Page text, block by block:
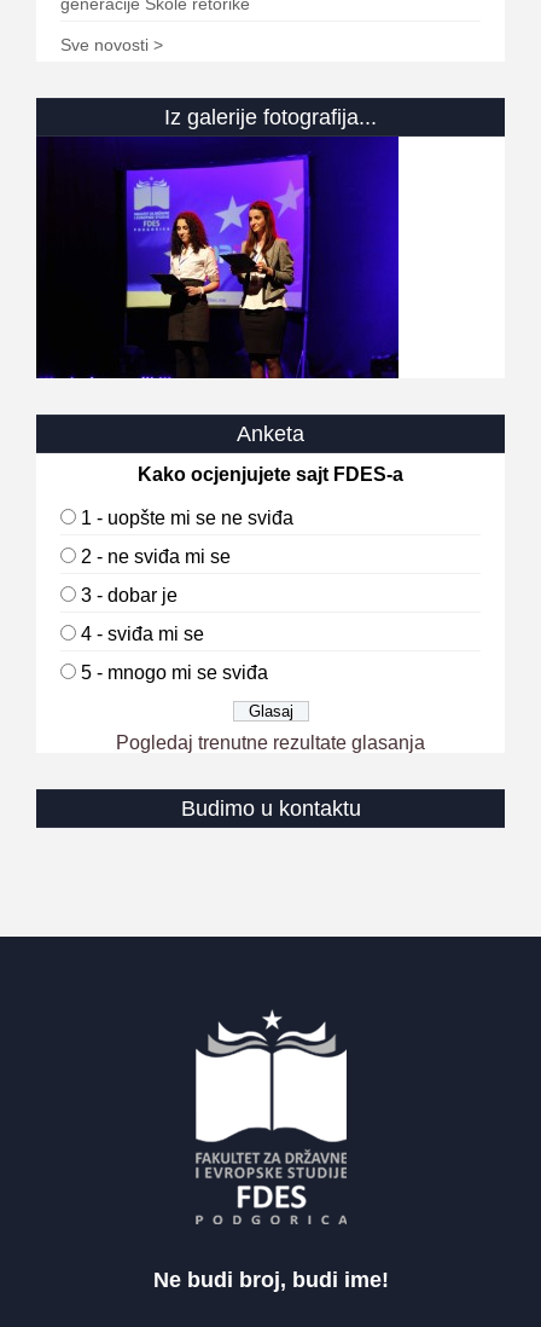
generacije Škole retorike
Sve novosti >
Iz galerije fotografija...
Anketa
Kako ocjenjujete sajt FDES-a
1 - uopšte mi se ne sviđa
2 - ne sviđa mi se
3 - dobar je
4 - sviđa mi se
5 - mnogo mi se sviđa
Pogledaj trenutne rezultate glasanja
Budimo u kontaktu
Ne budi broj, budi ime!